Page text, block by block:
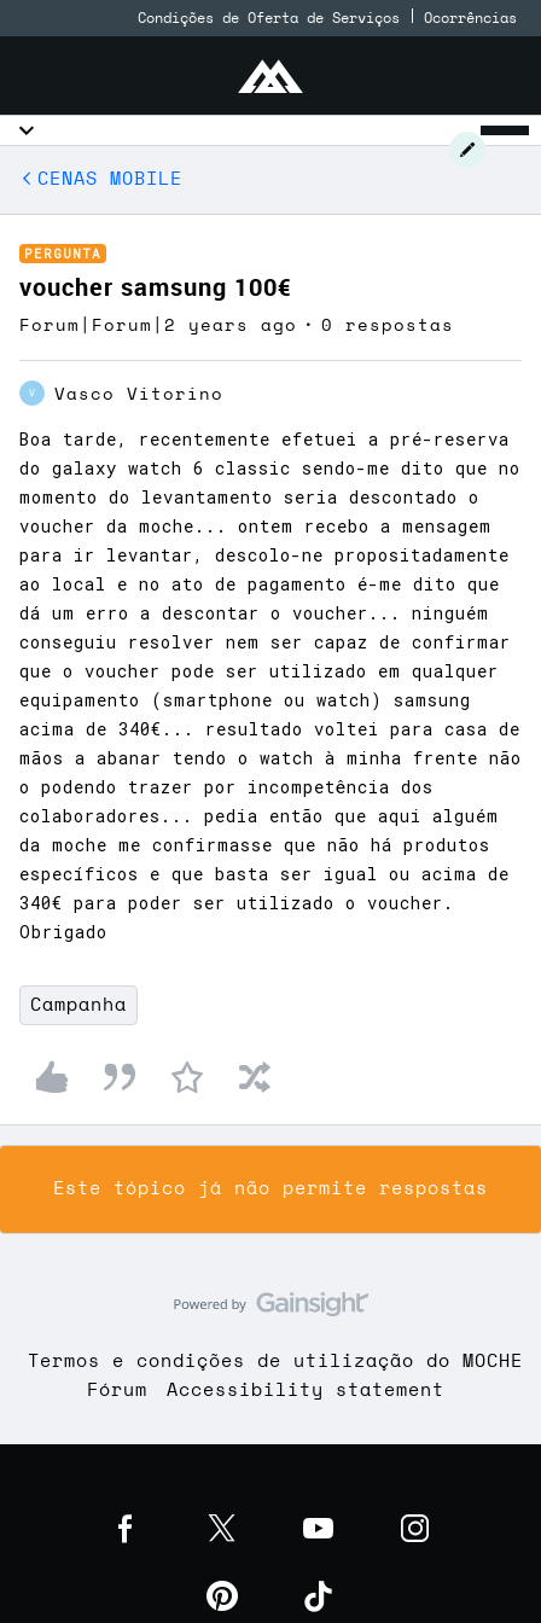
Condições de Oferta de Serviços Ocorrências
CENAS MOBILE
PERGUNTA
voucher samsung 100€
Forum|Forum|2 years ago 0 respostas
V Vasco Vitorino
Boa tarde, recentemente efetuei a pré-reserva
do galaxy watch 6 classic sendo-me dito que no
momento do levantamento seria descontado o
voucher da moche... ontem recebo a mensagem
para ir levantar, descolo-ne propositadamente
ao local e no ato de pagamento é-me dito que
dá um erro a descontar o voucher... ninguém
conseguiu resolver nem ser capaz de confirmar
que o voucher pode ser utilizado em qualquer
equipamento (smartphone ou watch) samsung
acima de 340€... resultado voltei para casa de
mãos a abanar tendo o watch à minha frente não
o podendo trazer por incompetência dos
colaboradores... pedia então que aqui alguém
da moche me confirmasse que não há produtos
específicos e que basta ser igual ou acima de
340€ para poder ser utilizado o voucher.
Obrigado
Campanha
Este tópico já não permite respostas
Termos e condições de utilização do MOCHE
Fórum
Accessibility statement